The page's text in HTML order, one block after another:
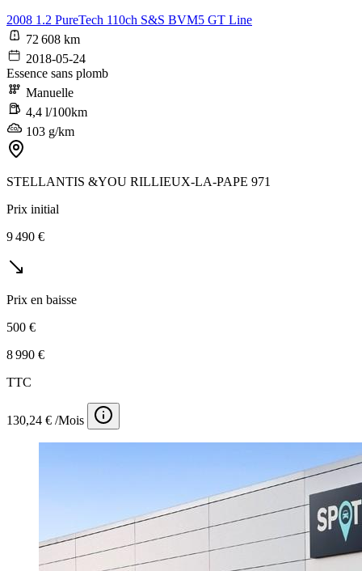
2008 1.2 PureTech 110ch S&S BVM5 GT Line
72 608 km
2018-05-24
Essence sans plomb
Manuelle
4,4 l/100km
103 g/km
STELLANTIS &YOU RILLIEUX-LA-PAPE 971
Prix initial
9 490 €
Prix en baisse
500 €
8 990 €
TTC
130,24 € /Mois